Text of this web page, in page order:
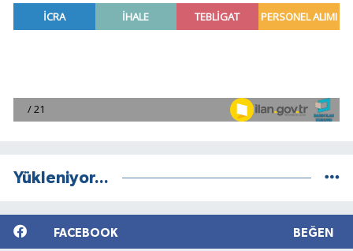
Yükleniyor...
FACEBOOK BEĞEN